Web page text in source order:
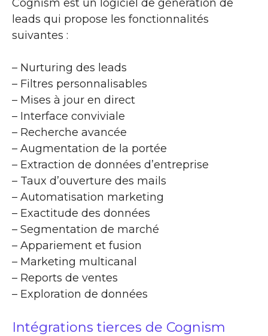
Cognism est un logiciel de génération de
leads qui propose les fonctionnalités
suivantes :
– Nurturing des leads
– Filtres personnalisables
– Mises à jour en direct
– Interface conviviale
– Recherche avancée
– Augmentation de la portée
– Extraction de données d’entreprise
– Taux d’ouverture des mails
– Automatisation marketing
– Exactitude des données
– Segmentation de marché
– Appariement et fusion
– Marketing multicanal
– Reports de ventes
– Exploration de données
Intégrations tierces de Cognism